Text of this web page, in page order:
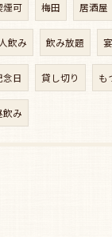
煙可 梅田 居酒屋
飲み 飲み放題
念日 貸し切り も
飲み